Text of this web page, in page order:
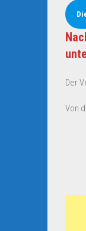
Der
Von